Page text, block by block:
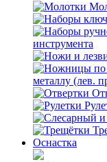
инструмента
металлу (лев.
Оснастка